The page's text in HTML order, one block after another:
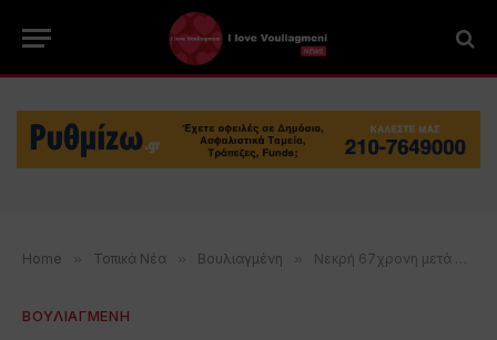
Home » Τοπικά Νέα » Βουλιαγμένη » Νεκρή 67χρονη μετά από φωτιά σε σπίτι στη Βουλιαγμένη – Στο νοσοκομείο άλλες δύο γυναίκες
ΒΟΥΛΙΑΓΜΕΝΗ